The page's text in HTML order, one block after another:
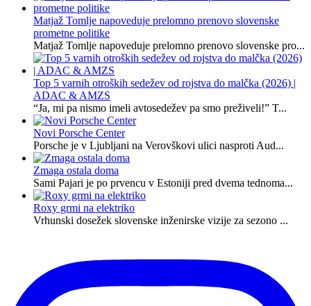
Matjaž Tomlje napoveduje prelomno prenovo slovenske
prometne politike
Matjaž Tomlje napoveduje prelomno prenovo slovenske pro...
Top 5 varnih otroških sedežev od rojstva do malčka (2026) |
ADAC & AMZS
“Ja, mi pa nismo imeli avtosedežev pa smo preživeli!” T...
Novi Porsche Center
Porsche je v Ljubljani na Verovškovi ulici nasproti Aud...
Zmaga ostala doma
Sami Pajari je po prvencu v Estoniji pred dvema tednoma...
Roxy grmi na elektriko
Vrhunski dosežek slovenske inženirske vizije za sezono ...